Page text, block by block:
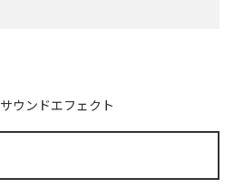
サウンドエフェクト